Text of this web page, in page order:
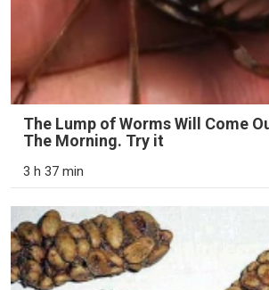
The Lump of Worms Will Come
The Morning. Try it
3 h 37 min